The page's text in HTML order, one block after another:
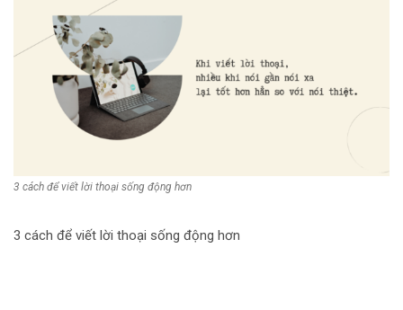
Dùng từ đặt câu
Cổ mỹ từ
Học từ dân gian
Ngòi bút người xưa
Học Viết Chữ
Sự Kiện Chữ
3 cách để viết lời thoại sống động hơn
3 cách để viết lời thoại sống động hơn